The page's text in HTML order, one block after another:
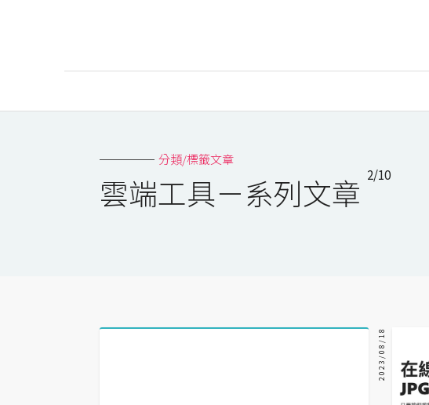
AI
ChatGPT
分類/標籤文章
雲端工具－系列文章 2/10
2023/08/18